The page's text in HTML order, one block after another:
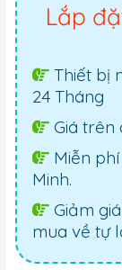
Lắp
Thiết bị
24 Tháng
Giá trên
Miễn
Minh.
Giảm
mua về tự